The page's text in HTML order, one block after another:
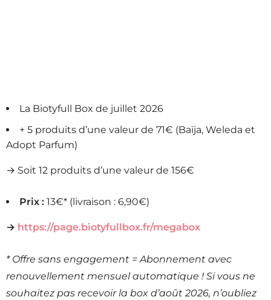
La Biotyfull Box de juillet 2026
+ 5 produits d’une valeur de 71€ (Baïja, Weleda et
Adopt Parfum)
→ Soit 12 produits d’une valeur de 156€
Prix : 13€* (livraison : 6,90€)
→ https://page.biotyfullbox.fr/megabox
* Offre sans engagement = Abonnement avec
renouvellement mensuel automatique ! Si vous ne
souhaitez pas recevoir la box d’août 2026, n’oubliez